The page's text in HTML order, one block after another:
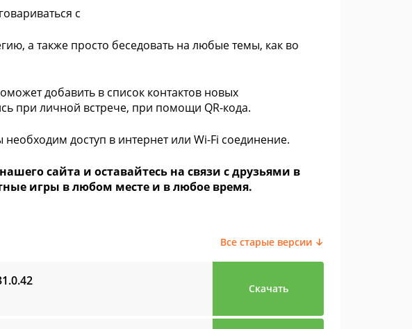
с
а также просто беседовать на любые темы, как во
добавить в список контактов новых
при личной встрече, при помощи QR-кода.
доступ в интернет или Wi-Fi соединение.
сайта и оставайтесь на связи с друзьями в
игры в любом месте и в любое время.
Все старые версии ↓
Скачать